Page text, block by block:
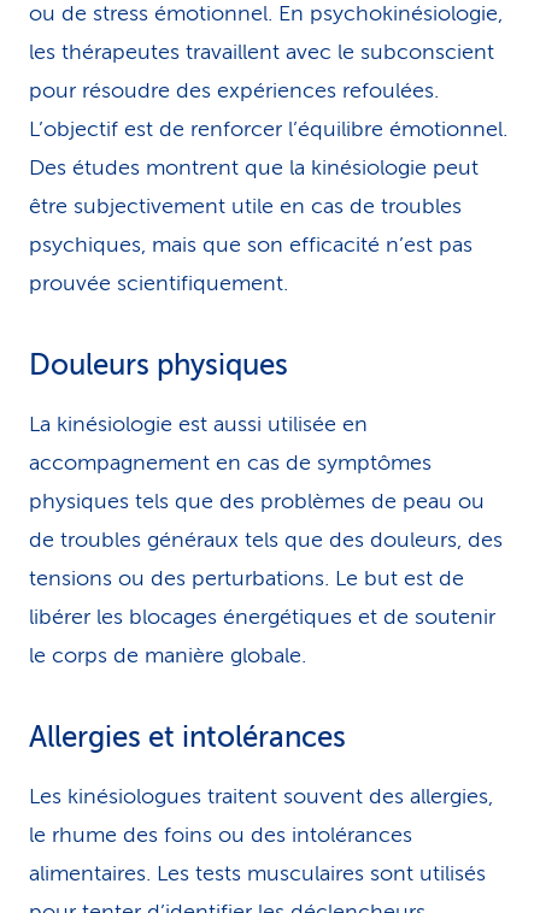
ou de stress émotionnel. En psychokinésiologie,
les thérapeutes travaillent avec le subconscient
pour résoudre des expériences refoulées.
L’objectif est de renforcer l’équilibre émotionnel.
Des études montrent que la kinésiologie peut
être subjectivement utile en cas de troubles
psychiques, mais que son efficacité n’est pas
prouvée scientifiquement.
Douleurs physiques
La kinésiologie est aussi utilisée en
accompagnement en cas de symptômes
physiques tels que des problèmes de peau ou
de troubles généraux tels que des douleurs, des
tensions ou des perturbations. Le but est de
libérer les blocages énergétiques et de soutenir
le corps de manière globale.
Allergies et intolérances
Les kinésiologues traitent souvent des allergies,
le rhume des foins ou des intolérances
alimentaires. Les tests musculaires sont utilisés